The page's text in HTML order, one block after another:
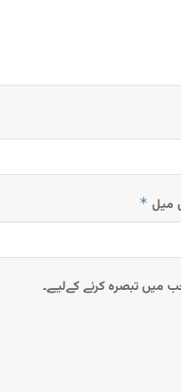
میل *
میں تبصرہ کرنے کےلیے۔